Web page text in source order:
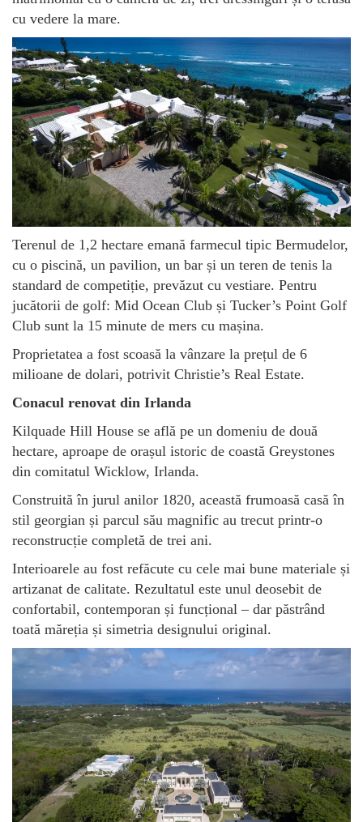
cu vedere la mare.
Terenul de 1,2 hectare emană farmecul tipic Bermudelor,
cu o piscină, un pavilion, un bar și un teren de tenis la
standard de competiție, prevăzut cu vestiare. Pentru
jucătorii de golf: Mid Ocean Club și Tucker’s Point Golf
Club sunt la 15 minute de mers cu mașina.
Proprietatea a fost scoasă la vânzare la prețul de 6
milioane de dolari, potrivit Christie’s Real Estate.
Conacul renovat din Irlanda
Kilquade Hill House se află pe un domeniu de două
hectare, aproape de orașul istoric de coastă Greystones
din comitatul Wicklow, Irlanda.
Construită în jurul anilor 1820, această frumoasă casă în
stil georgian și parcul său magnific au trecut printr-o
reconstrucție completă de trei ani.
Interioarele au fost refăcute cu cele mai bune materiale și
artizanat de calitate. Rezultatul este unul deosebit de
confortabil, contemporan și funcțional – dar păstrând
toată măreția și simetria designului original.